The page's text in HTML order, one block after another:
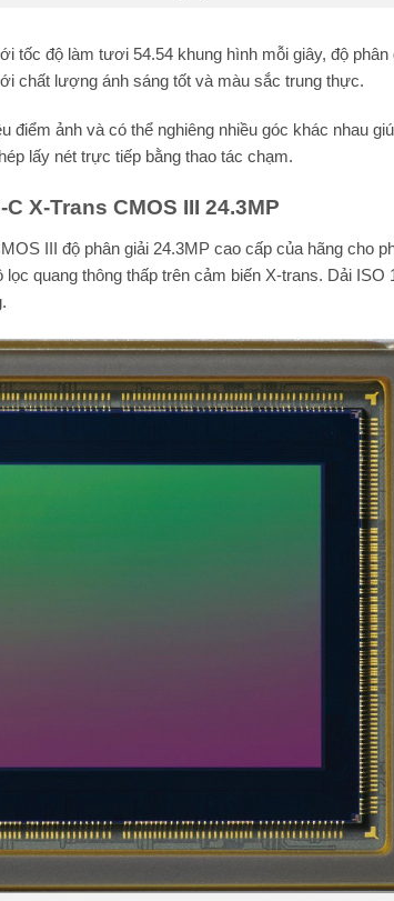
tốc độ làm tươi 54.54 khung hình mỗi giây, độ phân
chất lượng ánh sáng tốt và màu sắc trung thực.
ảnh và có thể nghiêng nhiều góc khác nhau
lấy nét trực tiếp bằng thao tác chạm.
X-Trans CMOS III 24.3MP
III độ phân giải 24.3MP cao cấp của hãng cho
quang thông thấp trên cảm biến X-trans. Dải ISO